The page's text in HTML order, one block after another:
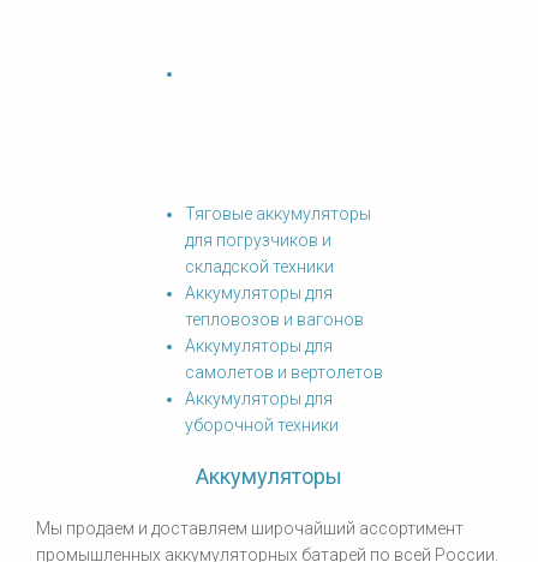
Тяговые аккумуляторы
для погрузчиков и
складской техники
Аккумуляторы для
тепловозов и вагонов
Аккумуляторы для
самолетов и вертолетов
Аккумуляторы для
уборочной техники
Аккумуляторы
Мы продаем и доставляем широчайший ассортимент
промышленных аккумуляторных батарей по всей России.